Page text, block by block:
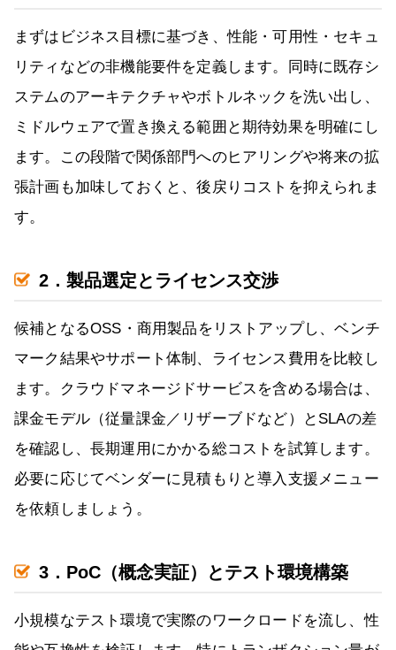
まずはビジネス目標に基づき、性能・可用性・セキュ
リティなどの非機能要件を定義します。同時に既存シ
ステムのアーキテクチャやボトルネックを洗い出し、
ミドルウェアで置き換える範囲と期待効果を明確にし
ます。この段階で関係部門へのヒアリングや将来の拡
張計画も加味しておくと、後戻りコストを抑えられま
す。
2．製品選定とライセンス交渉
候補となるOSS・商用製品をリストアップし、ベンチ
マーク結果やサポート体制、ライセンス費用を比較し
ます。クラウドマネージドサービスを含める場合は、
課金モデル（従量課金／リザーブドなど）とSLAの差
を確認し、長期運用にかかる総コストを試算します。
必要に応じてベンダーに見積もりと導入支援メニュー
を依頼しましょう。
3．PoC（概念実証）とテスト環境構築
小規模なテスト環境で実際のワークロードを流し、性